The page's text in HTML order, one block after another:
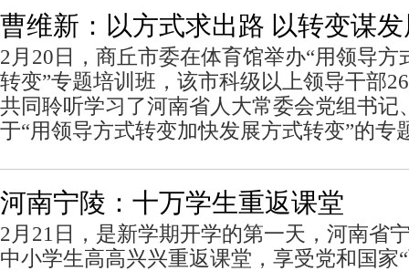
曹维新：以方式求出路 以转变谋
2月20日，商丘市委在体育馆举办“用领导
转变”专题培训班，该市科级以上领导干部
共同聆听学习了河南省人大常委会党组书记
于“用领导方式转变加快发展方式转变”的专
河南宁陵：十万学生重返课堂
2月21日，是新学期开学的第一天，河南省
中小学生高高兴兴重返课堂，享受党和国家